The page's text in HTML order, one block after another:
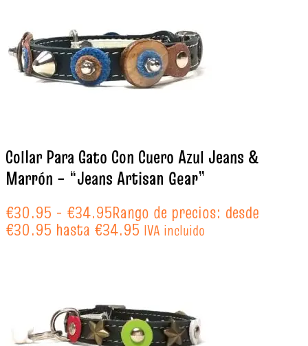
Collar Para Gato Con Cuero Azul Jeans &
Marrón – “Jeans Artisan Gear”
€30.95 - €34.95Rango de precios: desde
€30.95 hasta €34.95 IVA incluido